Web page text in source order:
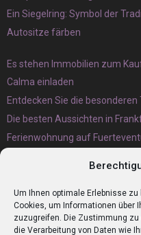
Um Ihnen optimale Erlebnisse
Cookies, um Informationen über
zuzugreifen. Die Zustimmung
die Verarbeitung von Daten wie
Ein Siegelring: Symbol der
Autositze färben
Es stehen Immobilien zum
Calma einladen
Entdecken Sie die besonderen
Die besten Aussichten in
Ferienwohnung auf
Eternit Wellplatten
lassen